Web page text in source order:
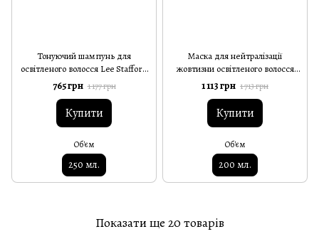
Тонуючий шампунь для
освітленого волосся Lee Stafford
Bleach Blondes Ice White Toning
Shampoo 250 мл
765 грн 1 177 грн
Купити
Об'єм
250 мл.
Маска для нейтралізації
жовтизни освітленого волосся
Lee Stafford Bleach Blondes
Purple Toning Treatment Mask
200 мл
1 113 грн 1 713 грн
Купити
Об'єм
200 мл.
Показати ще 20 товарів